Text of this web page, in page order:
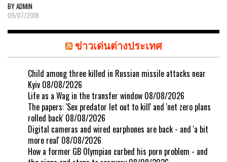
BY ADMIN
09/07/2018
ข่าวเด่นต่างประเทศ
Child among three killed in Russian missile attacks near
Kyiv 08/08/2026
Life as a Wag in the transfer window 08/08/2026
The papers: 'Sex predator let out to kill' and 'net zero plans
rolled back' 08/08/2026
Digital cameras and wired earphones are back - and 'a bit
more real' 08/08/2026
How a former GB Olympian curbed his porn problem - and